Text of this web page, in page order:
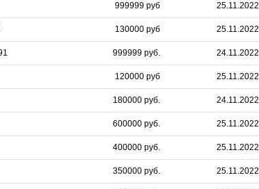
999999 руб 25.11.2022
130000 руб 25.11.2022
999999 руб. 24.11.2022
120000 руб 25.11.2022
180000 руб. 24.11.2022
600000 руб. 25.11.2022
400000 руб. 25.11.2022
350000 руб. 25.11.2022